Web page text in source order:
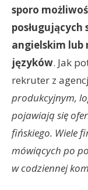
sporo
posługujących
angielskim lub
języków. Jak
rekruter z
produkcyjnym,
pojawiają się
fińskiego. Wiele
mówiących po
w codziennej